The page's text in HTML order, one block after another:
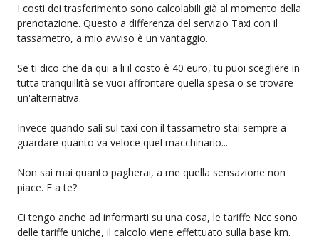
I costi dei trasferimento sono calcolabili già al momento della
prenotazione. Questo a differenza del servizio Taxi con il
tassametro, a mio avviso è un vantaggio.
Se ti dico che da qui a li il costo è 40 euro, tu puoi scegliere in
tutta tranquillità se vuoi affrontare quella spesa o se trovare
un'alternativa.
Invece quando sali sul taxi con il tassametro stai sempre a
guardare quanto va veloce quel macchinario...
Non sai mai quanto pagherai, a me quella sensazione non
piace. E a te?
Ci tengo anche ad informarti su una cosa, le tariffe Ncc sono
delle tariffe uniche, il calcolo viene effettuato sulla base km.